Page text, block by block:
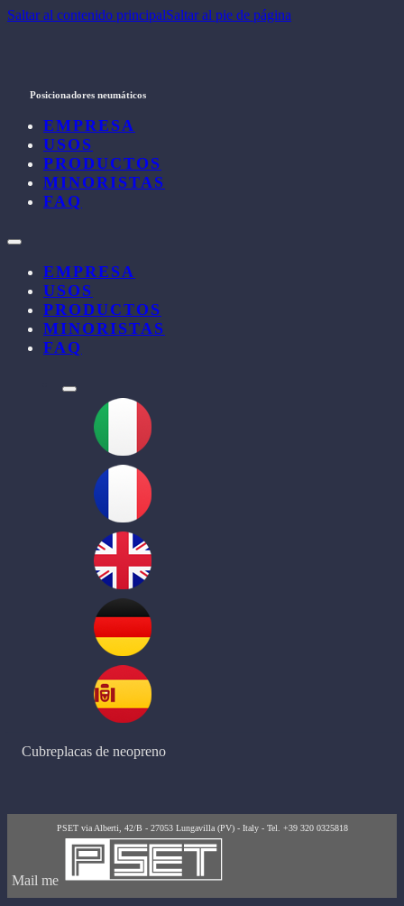
Saltar al contenido principalSaltar al pie de página
Posicionadores neumáticos
EMPRESA
USOS
PRODUCTOS
MINORISTAS
FAQ
EMPRESA
USOS
PRODUCTOS
MINORISTAS
FAQ
Cubreplacas de neopreno
PSET via Alberti, 42/B - 27053 Lungavilla (PV) - Italy - Tel. +39 320 0325818
Mail me